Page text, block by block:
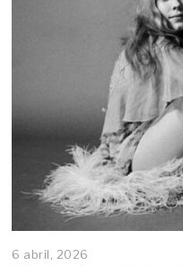
6 abril, 2026